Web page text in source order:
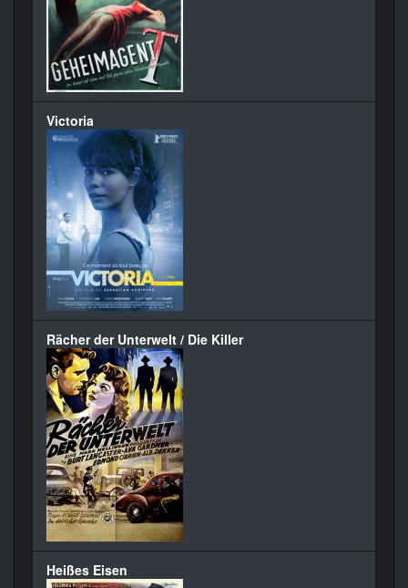
Victoria
Rächer der Unterwelt / Die Killer
Heißes Eisen